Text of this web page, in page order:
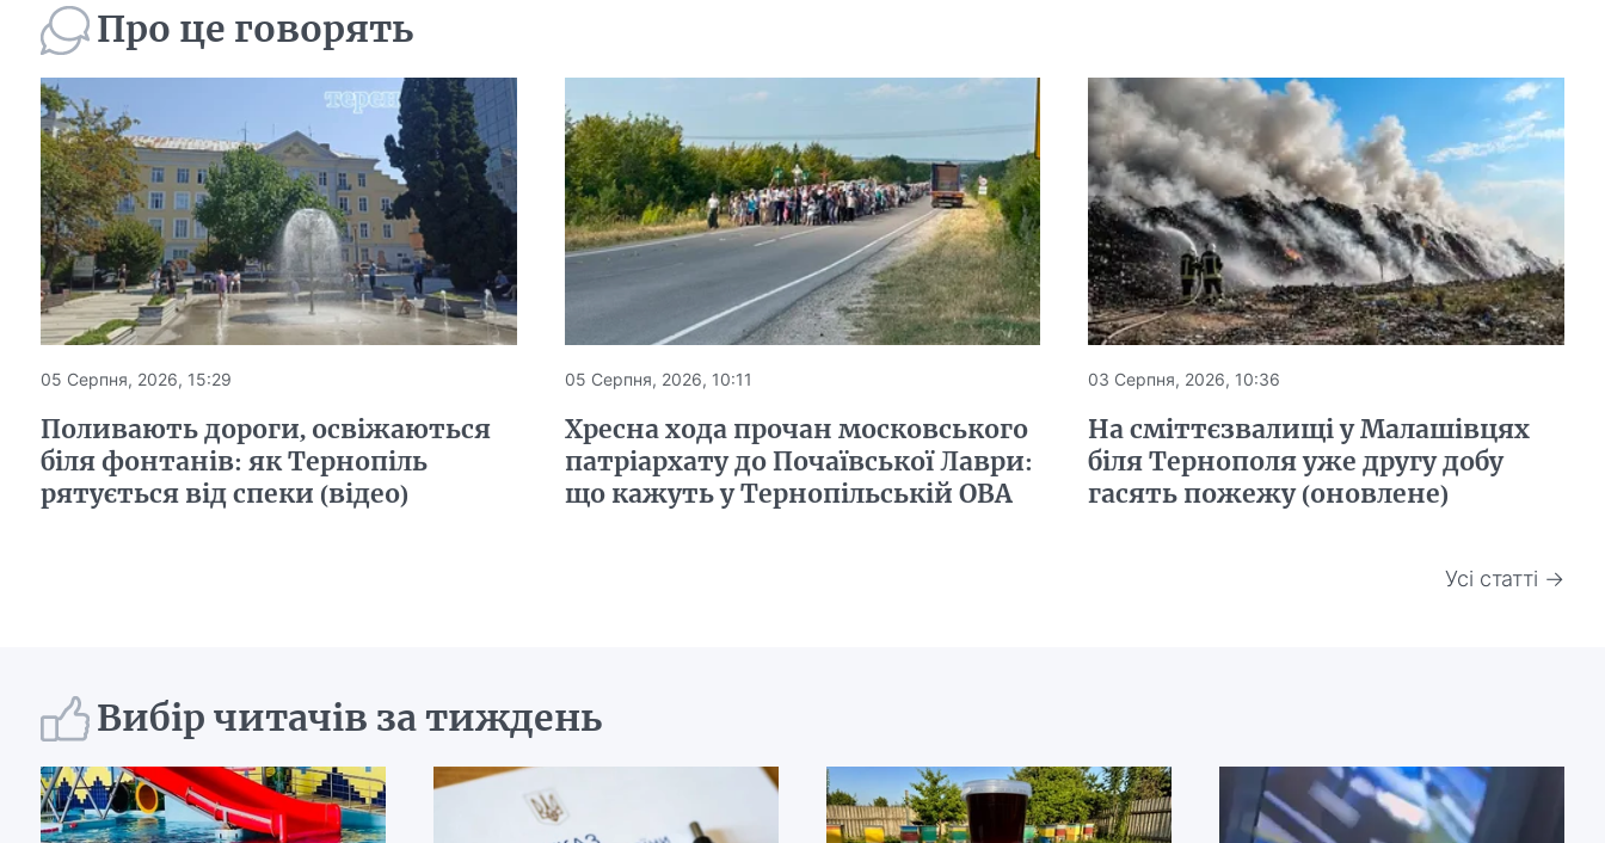
Про це говорять
05 Серпня, 2026, 15:29
Поливають дороги, освіжаються
біля фонтанів: як Тернопіль
рятується від спеки (відео)
05 Серпня, 2026, 10:11
Хресна хода прочан московського
патріархату до Почаївської Лаври:
що кажуть у Тернопільській ОВА
03 Серпня, 2026, 10:36
На сміттєзвалищі у Малашівцях
біля Тернополя уже другу добу
гасять пожежу (оновлене)
Усі статті →
Вибір читачів за тиждень